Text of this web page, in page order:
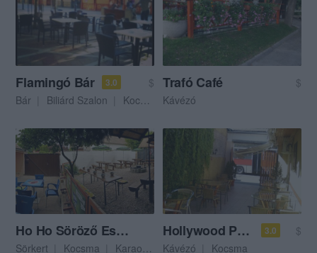
Flamingó Bár 3.0
$
Bár
Biliárd Szalon Kocsma
Trafó Café
$
Kávézó
Ho Ho Söröző Esztergom
Sörkert Kocsma Karaoke Bár
Hollywood Presszó 3.0
$
Kávézó
Kocsma